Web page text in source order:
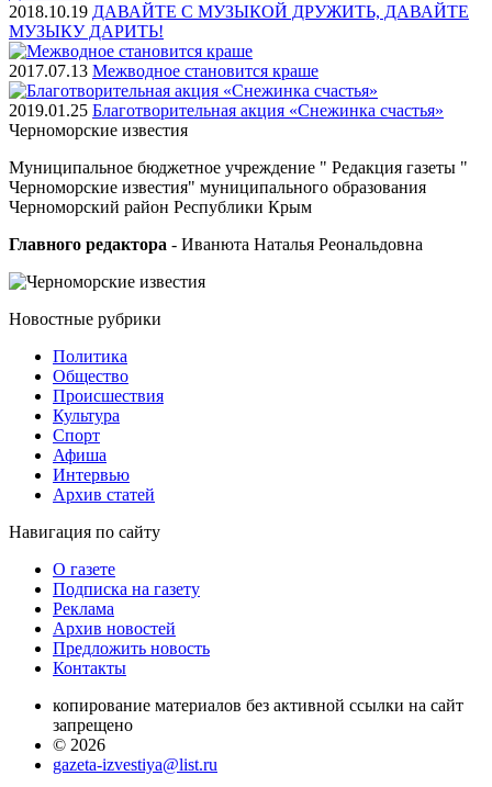
2018.10.19 ДАВАЙТЕ С МУЗЫКОЙ ДРУЖИТЬ, ДАВАЙТЕ
МУЗЫКУ ДАРИТЬ!
2017.07.13 Межводное становится краше
2019.01.25 Благотворительная акция «Снежинка счастья»
Черноморские известия
Муниципальное бюджетное учреждение " Редакция газеты "
Черноморские известия" муниципального образования
Черноморский район Республики Крым
Главного редактора - Иванюта Наталья Реональдовна
Новостные рубрики
Политика
Общество
Проиcшествия
Культура
Спорт
Афиша
Интервью
Архив статей
Навигация по сайту
О газете
Подписка на газету
Реклама
Архив новостей
Предложить новость
Контакты
копирование материалов без активной ссылки на сайт
запрещено
© 2026
gazeta-izvestiya@list.ru